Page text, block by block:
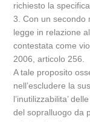
richiesto la
3. Con un secondo
legge in relazione
contestata come
2006, articolo 256.
A tale proposito
nell’escludere la
l’inutilizzabilita’
del sopralluogo da